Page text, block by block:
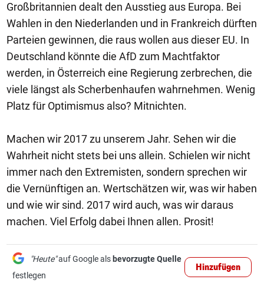
Großbritannien dealt den Ausstieg aus Europa. Bei
Wahlen in den Niederlanden und in Frankreich dürften
Parteien gewinnen, die raus wollen aus dieser EU. In
Deutschland könnte die AfD zum Machtfaktor
werden, in Österreich eine Regierung zerbrechen, die
viele längst als Scherbenhaufen wahrnehmen. Wenig
Platz für Optimismus also? Mitnichten.
Machen wir 2017 zu unserem Jahr. Sehen wir die
Wahrheit nicht stets bei uns allein. Schielen wir nicht
immer nach den Extremisten, sondern sprechen wir
die Vernünftigen an. Wertschätzen wir, was wir haben
und wie wir sind. 2017 wird auch, was wir daraus
machen. Viel Erfolg dabei Ihnen allen. Prosit!
"Heute"auf Google als bevorzugte Quelle
festlegen
Hinzufügen